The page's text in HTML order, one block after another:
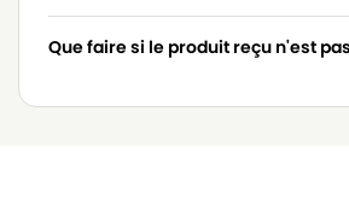
Que faire si le produit reçu n'est